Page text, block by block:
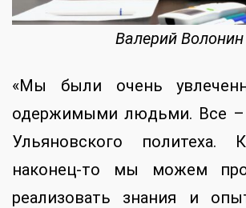
Валерий Волонин
«Мы были очень
одержимыми людьми. Все
Ульяновского политеха.
наконец-то мы можем
реализовать знания и